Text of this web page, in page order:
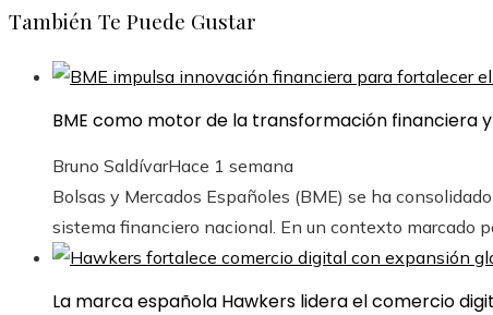
También Te Puede Gustar
BME como motor de la transformación financiera
Bruno SaldívarHace 1 semana
Bolsas y Mercados Españoles (BME) se ha
sistema financiero nacional. En un contexto marcado
La marca española Hawkers lidera el comercio